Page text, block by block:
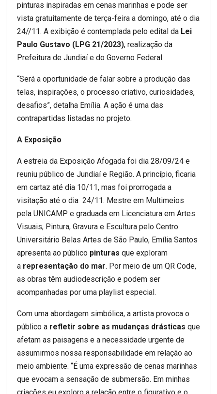
pinturas inspiradas em cenas marinhas e pode ser
vista gratuitamente de terça-feira a domingo, até o dia
24//11. A exibição é contemplada pelo edital da Lei
Paulo Gustavo (LPG 21/2023), realização da
Prefeitura de Jundiaí e do Governo Federal.
“Será a oportunidade de falar sobre a produção das
telas, inspirações, o processo criativo, curiosidades,
desafios”, detalha Emília. A ação é uma das
contrapartidas listadas no projeto.
A Exposição
A estreia da Exposição Afogada foi dia 28/09/24 e
reuniu público de Jundiaí e Região. A princípio, ficaria
em cartaz até dia 10/11, mas foi prorrogada a
visitação até o dia 24/11. Mestre em Multimeios
pela UNICAMP e graduada em Licenciatura em Artes
Visuais, Pintura, Gravura e Escultura pelo Centro
Universitário Belas Artes de São Paulo, Emília Santos
apresenta ao público pinturas que exploram
a representação do mar. Por meio de um QR Code,
as obras têm audiodescrição e podem ser
acompanhadas por uma playlist especial.
Com uma abordagem simbólica, a artista provoca o
público a refletir sobre as mudanças drásticas que
afetam as paisagens e a necessidade urgente de
assumirmos nossa responsabilidade em relação ao
meio ambiente. “É uma expressão de cenas marinhas
que evocam a sensação de submersão. Em minhas